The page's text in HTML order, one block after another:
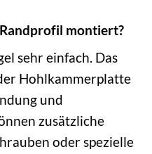
montiert?
sehr einfach. Das
Hohlkammerplatte
und
zusätzliche
oder spezielle